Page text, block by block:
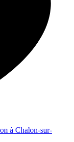
à Chalon-sur-